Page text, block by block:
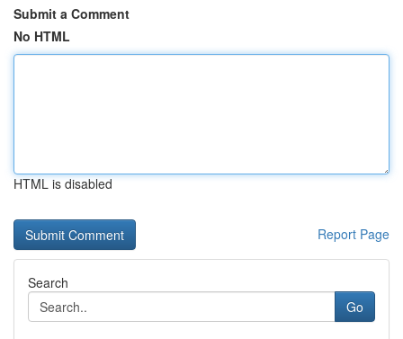
Submit a Comment
No HTML
HTML is disabled
Report Page
Search
Go